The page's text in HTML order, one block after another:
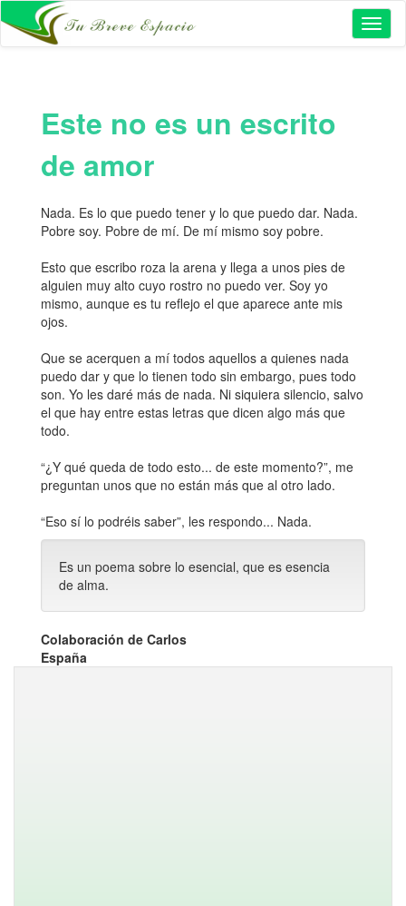
Este no es un escrito
de amor
Nada. Es lo que puedo tener y lo que puedo dar. Nada.
Pobre soy. Pobre de mí. De mí mismo soy pobre.
Esto que escribo roza la arena y llega a unos pies de
alguien muy alto cuyo rostro no puedo ver. Soy yo
mismo, aunque es tu reflejo el que aparece ante mis
ojos.
Que se acerquen a mí todos aquellos a quienes nada
puedo dar y que lo tienen todo sin embargo, pues todo
son. Yo les daré más de nada. Ni siquiera silencio, salvo
el que hay entre estas letras que dicen algo más que
todo.
“¿Y qué queda de todo esto... de este momento?”, me
preguntan unos que no están más que al otro lado.
“Eso sí lo podréis saber”, les respondo... Nada.
Es un poema sobre lo esencial, que es esencia
de alma.
Colaboración de Carlos
España